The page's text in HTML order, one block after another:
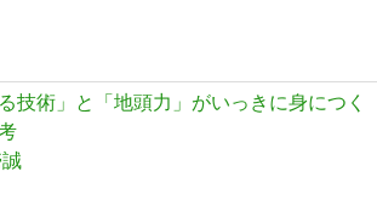
る技術」と「地頭力」がいっきに身につく